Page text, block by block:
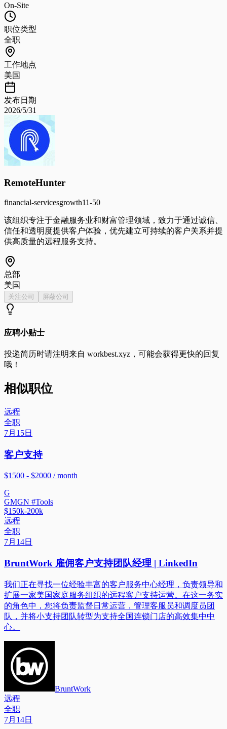
On-Site
职位类型
全职
工作地点
美国
发布日期
2026/5/31
RemoteHunter
financial-servicesgrowth11-50
该组织专注于金融服务业和财富管理领域，致力于通过诚信、
信任和透明度提供客户体验，优先建立可持续的客户关系并提
供高质量的远程服务支持。
总部
美国
关注公司 屏蔽公司
应聘小贴士
投递简历时请注明来自 workbest.xyz ，可能会获得更快的回复
哦！
相似职位
远程
全职
7月15日
客户支持
$1500 - $2000 / month
G
GMGN #Tools
$150k-200k
远程
全职
7月14日
BruntWork 雇佣客户支持团队经理 | LinkedIn
我们正在寻找一位经验丰富的客户服务中心经理，负责领导和
扩展一家美国家庭服务组织的远程客户支持运营。在这一务实
的角色中，您将负责监督日常运营，管理客服员和调度员团
队，并将小支持团队转型为支持全国连锁门店的高效集中中
心。
BruntWork
远程
全职
7月14日